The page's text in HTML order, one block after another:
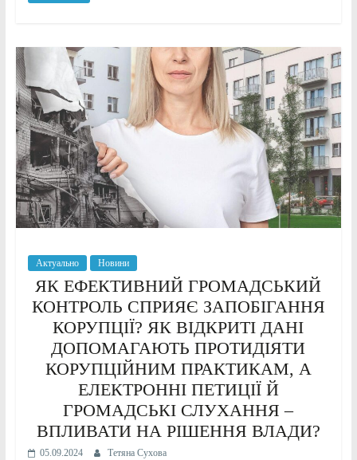
Актуально Новини
ЯК ЕФЕКТИВНИЙ ГРОМАДСЬКИЙ
КОНТРОЛЬ СПРИЯЄ ЗАПОБІГАННЯ
КОРУПЦІЇ? ЯК ВІДКРИТІ ДАНІ
ДОПОМАГАЮТЬ ПРОТИДІЯТИ
КОРУПЦІЙНИМ ПРАКТИКАМ, А
ЕЛЕКТРОННІ ПЕТИЦІЇ Й
ГРОМАДСЬКІ СЛУХАННЯ –
ВПЛИВАТИ НА РІШЕННЯ ВЛАДИ?
05.09.2024 Тетяна Сухова